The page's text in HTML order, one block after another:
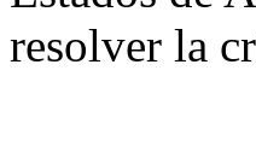
resolver la